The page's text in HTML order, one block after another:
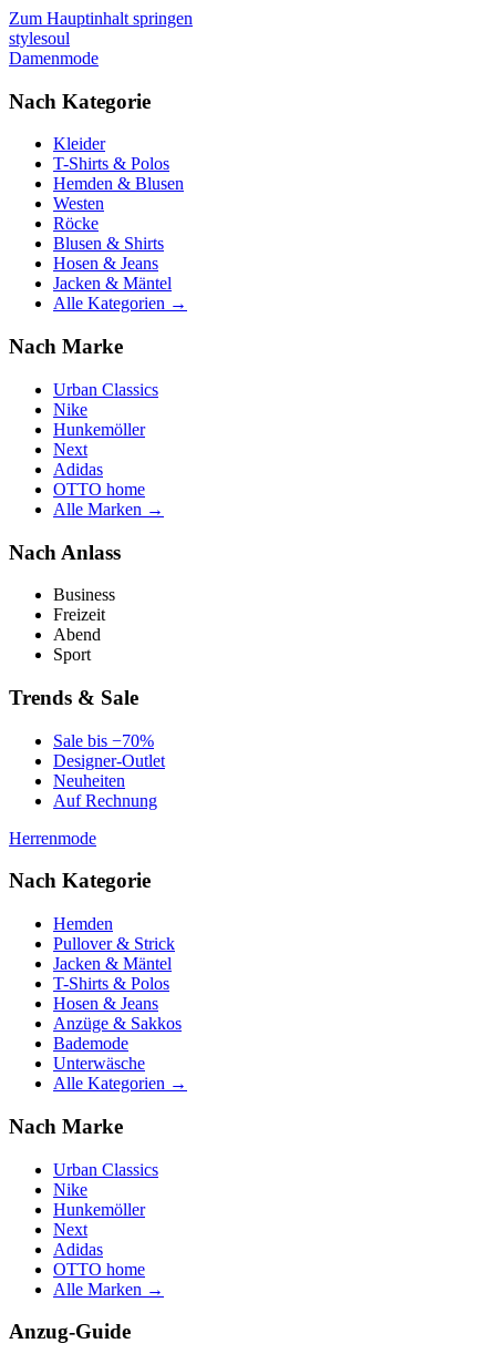
Zum Hauptinhalt springen
stylesoul
Damenmode
Nach Kategorie
Kleider
T-Shirts & Polos
Hemden & Blusen
Westen
Röcke
Blusen & Shirts
Hosen & Jeans
Jacken & Mäntel
Alle Kategorien →
Nach Marke
Urban Classics
Nike
Hunkemöller
Next
Adidas
OTTO home
Alle Marken →
Nach Anlass
Business
Freizeit
Abend
Sport
Trends & Sale
Sale bis −70%
Designer-Outlet
Neuheiten
Auf Rechnung
Herrenmode
Nach Kategorie
Hemden
Pullover & Strick
Jacken & Mäntel
T-Shirts & Polos
Hosen & Jeans
Anzüge & Sakkos
Bademode
Unterwäsche
Alle Kategorien →
Nach Marke
Urban Classics
Nike
Hunkemöller
Next
Adidas
OTTO home
Alle Marken →
Anzug-Guide